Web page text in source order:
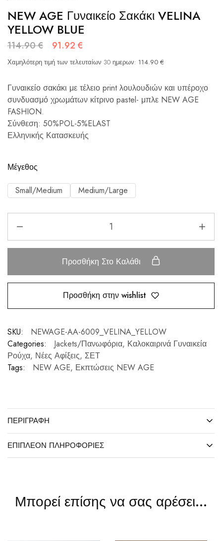
NEW AGE Γυναικείο Σακάκι VELINA
YELLOW BLUE
114.90€ 91.92 €
Χαμηλότερη τιμή των τελευταίων 30 ημερων: 114.90 €
Γυναικείο σακάκι με τέλειο print λουλουδιών και υπέροχο
συνδυασμό χρωμάτων κίτρινο pastel- μπλε NEW AGE
FASHION.
Σύνθεση: 50%POL-5%ELAST
Ελληνικής Κατασκευής
Μέγεθος
Small/Medium Medium/Large
Προσθήκη Στο Καλάθι
Προσθήκη στην wishlist
SKU:
NEWAGE-AA-6009_VELINA_YELLOW
Categories:
Jackets/Πανωφόρια, Καλοκαιρινά Γυναικεία
Ρούχα, Νέες Αφίξεις, ΣΕΤ
Tags:
NEW AGE, Εκπτώσεις NEW AGE
ΠΕΡΙΓΡΑΦΉ
ΕΠΙΠΛΈΟΝ ΠΛΗΡΟΦΟΡΊΕΣ
Μπορεί επίσης να σας αρέσει…